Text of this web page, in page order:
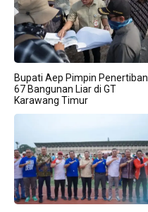
Bupati Aep Pimpin Penertiban
67 Bangunan Liar di GT
Karawang Timur